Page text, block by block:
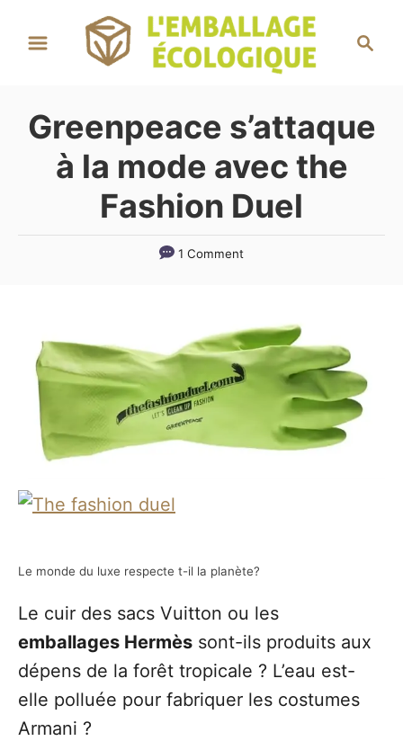
c
Greenpeace s’attaque
à la mode avec the
Fashion Duel
1 Comment
Le monde du luxe respecte t-il la planète?
Le cuir des sacs Vuitton ou les
emballages Hermès sont-ils produits aux
dépens de la forêt tropicale ? L’eau est-
elle polluée pour fabriquer les costumes
Armani ?